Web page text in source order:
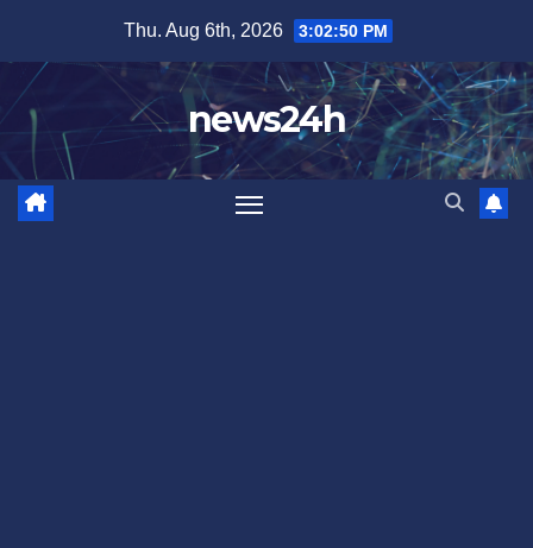
content
Thu. Aug 6th, 2026 3:02:52 PM
news24h